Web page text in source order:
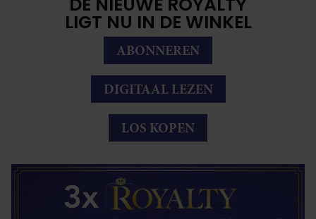
LIGT NU IN DE WINKEL
ABONNEREN
DIGITAAL LEZEN
LOS KOPEN